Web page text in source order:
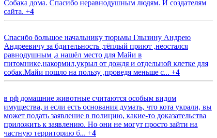
Собака дома. Спасибо неравнодушным людям. И создателям
сайта. +4
Спасибо большое начальнику тюрьмы Глызину Андрею
Андреевичу за бдительность ,тёплый приют ,неостался
равнодушным ,а нашёл место для Майи в
питомнике,накормил,укрыл от дождя и отдельной клетке для
собак.Майи пошло на пользу ,проведя меньше с... +4
в рф домашние животные считаются особым видом
имущества, и если есть основания думать, что кота украли, вы
может подать заявление в полицию, какие-то доказательства
приложить к заявлению. Но они не могут просто зайти на
частную территорию б... +4